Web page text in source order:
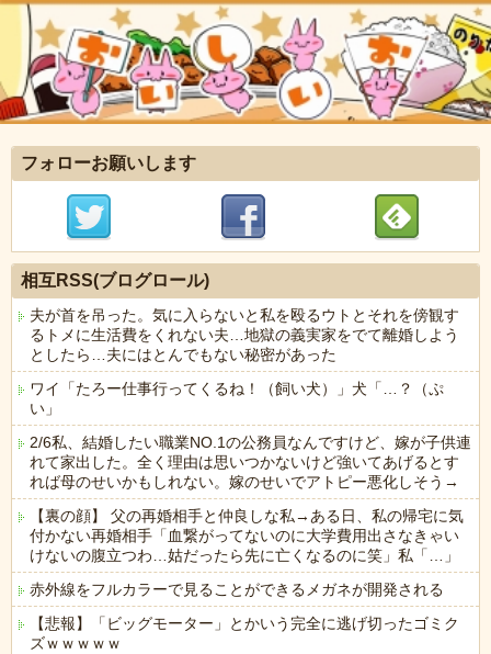
フォローお願いします
相互RSS(ブログロール)
夫が首を吊った。気に入らないと私を殴るウトとそれを傍観す
るトメに生活費をくれない夫…地獄の義実家をでて離婚しよう
としたら…夫にはとんでもない秘密があった
ワイ「たろー仕事行ってくるね！（飼い犬）」犬「…？（ぷ
い」
2/6私、結婚したい職業NO.1の公務員なんですけど、嫁が子供連
れて家出した。全く理由は思いつかないけど強いてあげるとす
れば母のせいかもしれない。嫁のせいでアトピー悪化しそう→
【裏の顔】 父の再婚相手と仲良しな私→ある日、私の帰宅に気
付かない再婚相手「血繋がってないのに大学費用出さなきゃい
けないの腹立つわ…姑だったら先に亡くなるのに笑」私「…」
赤外線をフルカラーで見ることができるメガネが開発される
【悲報】「ビッグモーター」とかいう完全に逃げ切ったゴミク
ズｗｗｗｗｗ